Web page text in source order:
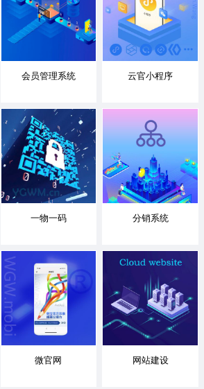
会员管理系统 云官小程序
一物一码 分销系统
微官网 网站建设